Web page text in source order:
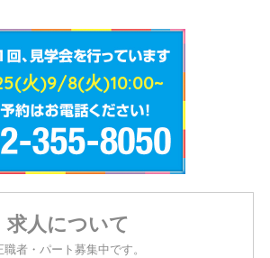
火)9/8(火)10:00~
求人について
職者・パート募集中です。